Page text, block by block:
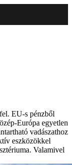
EU-s pénzből
Európa egyetlen
vadászathoz
eszközökkel
Valamivel